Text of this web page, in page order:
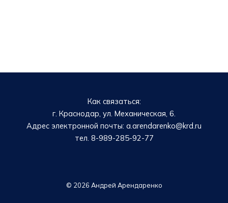
Как связаться:
г. Краснодар, ул. Механическая, 6.
Адрес электронной почты: a.arendarenko@krd.ru
тел. 8-989-285-92-77
© 2026 Андрей Арендаренко